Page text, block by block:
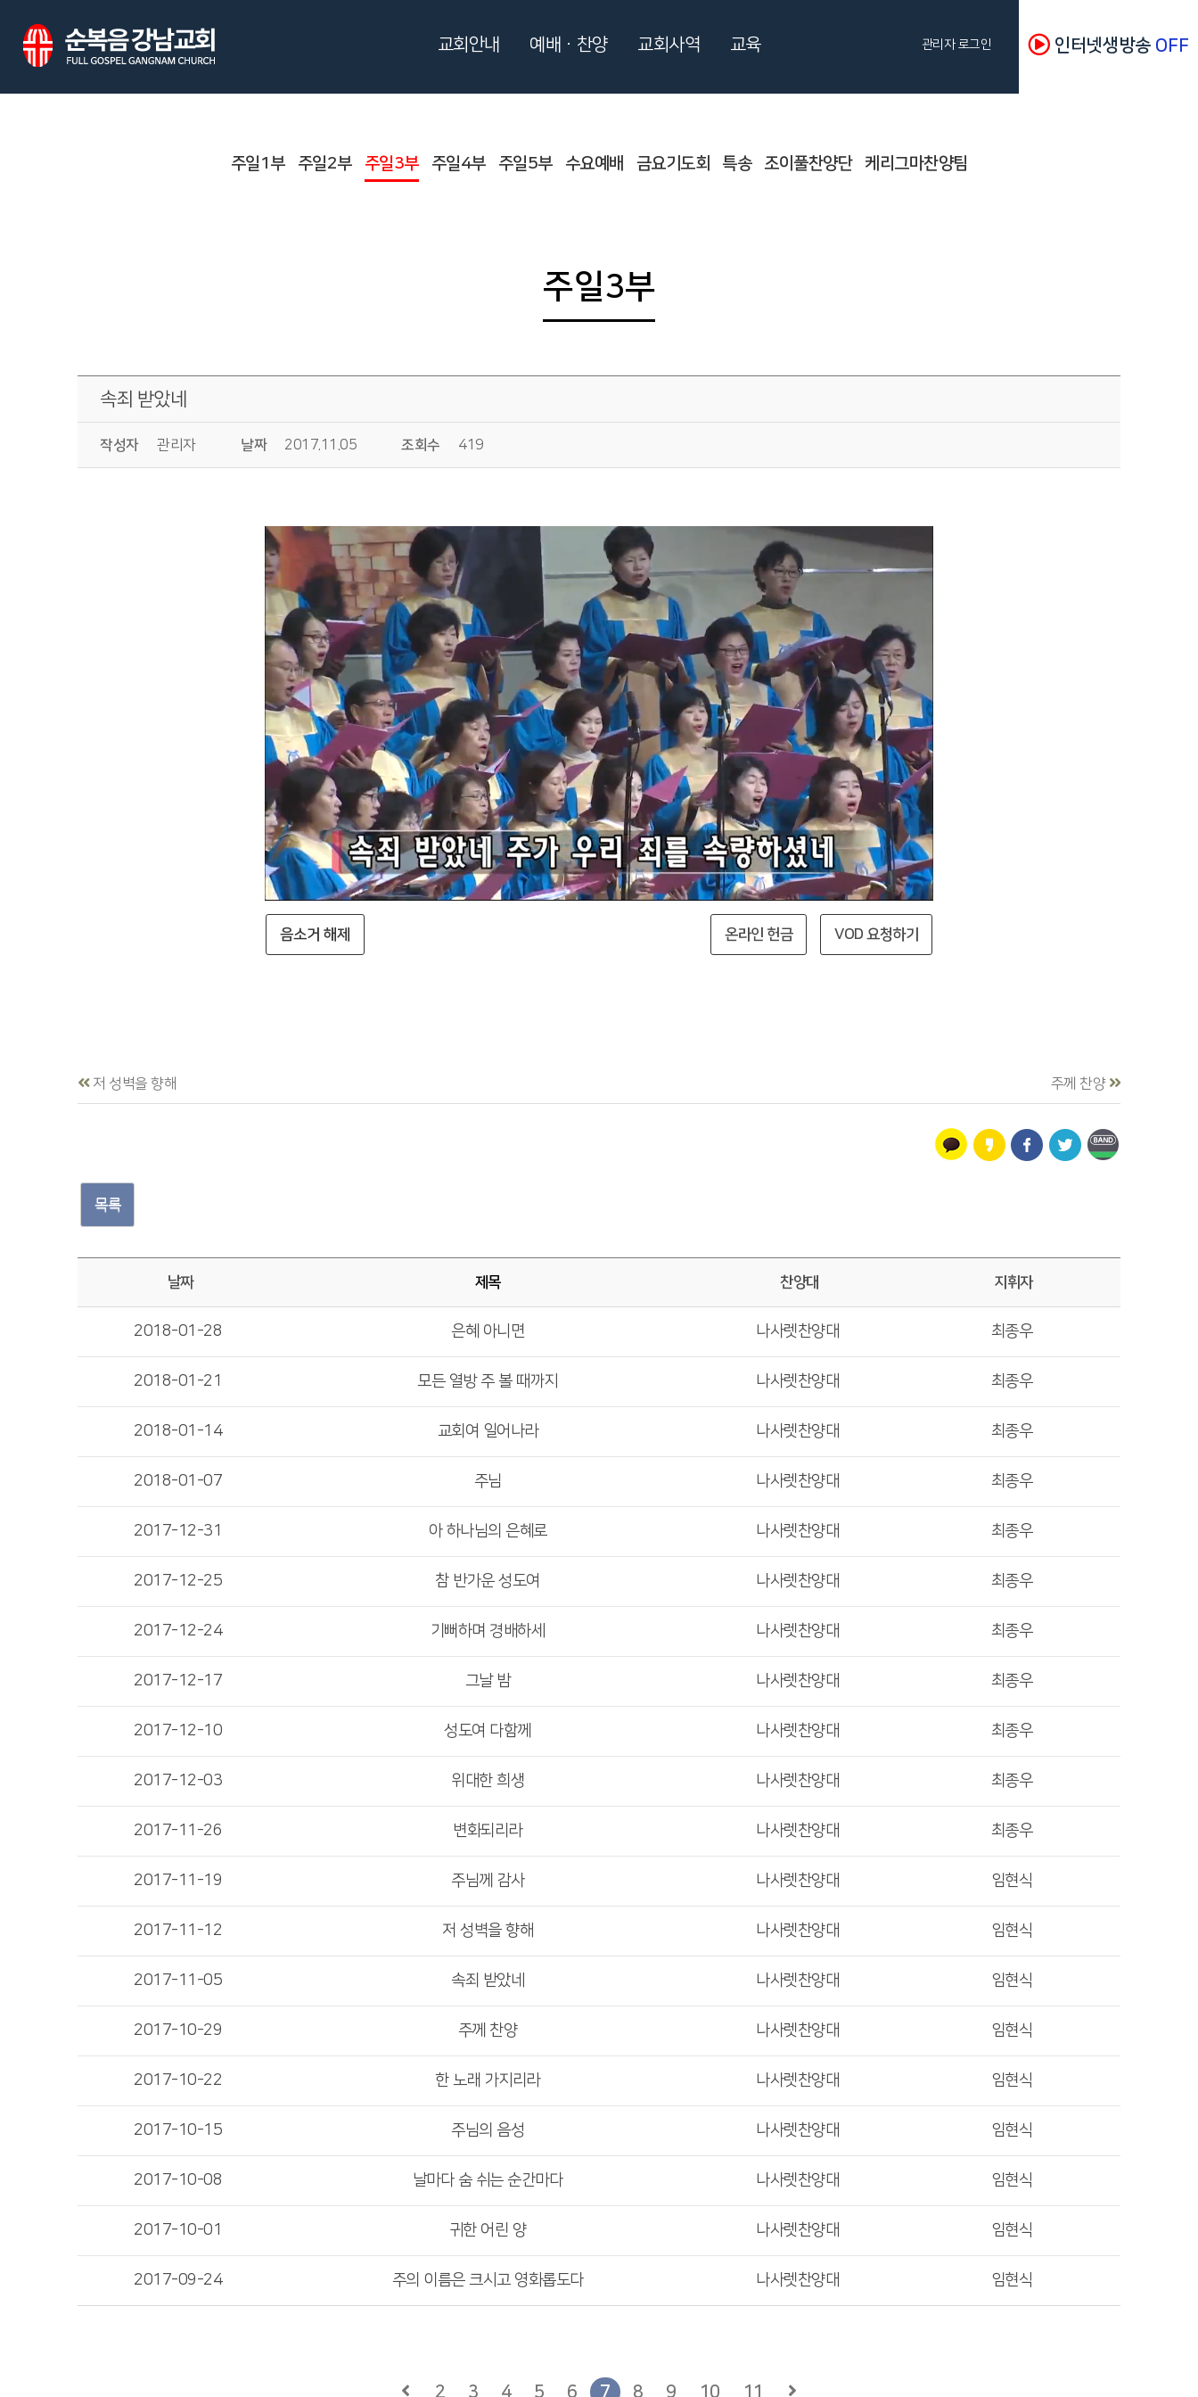
주일1부 주일2부 주일3부 주일4부 주일5부 수요예배 금요기도회 특송 조이풀찬양단 케리그마찬양팀
주일3부
속죄 받았네
작성자 관리자 날짜 2017.11.05 조회수 419
음소거 해제 VOD 요청하기
온라인 헌금
저 성벽을 향해 주께 찬양
목록
날짜 제목 찬양대 지휘자
2018-01-28 은혜 아니면 나사렛찬양대 최종우
2018-01-21 모든 열방 주 볼 때까지 나사렛찬양대 최종우
2018-01-14 교회여 일어나라 나사렛찬양대 최종우
2018-01-07 주님 나사렛찬양대 최종우
2017-12-31 아 하나님의 은혜로 나사렛찬양대 최종우
2017-12-25 참 반가운 성도여 나사렛찬양대 최종우
2017-12-24 기뻐하며 경배하세 나사렛찬양대 최종우
2017-12-17 그날 밤 나사렛찬양대 최종우
2017-12-10 성도여 다함께 나사렛찬양대 최종우
2017-12-03 위대한 희생 나사렛찬양대 최종우
2017-11-26 변화되리라 나사렛찬양대 최종우
2017-11-19 주님께 감사 나사렛찬양대 임현식
2017-11-12 저 성벽을 향해 나사렛찬양대 임현식
2017-11-05 속죄 받았네 나사렛찬양대 임현식
2017-10-29 주께 찬양 나사렛찬양대 임현식
2017-10-22 한 노래 가지리라 나사렛찬양대 임현식
2017-10-15 주님의 음성 나사렛찬양대 임현식
2017-10-08 날마다 숨 쉬는 순간마다 나사렛찬양대 임현식
2017-10-01 귀한 어린 양 나사렛찬양대 임현식
2017-09-24 주의 이름은 크시고 영화롭도다 나사렛찬양대 임현식
2 3 4 5 6 7 8 9 10 11
교회안내 예배ㆍ찬양 교회사역 교육 관리자 로그인 인터넷생방송 OFF